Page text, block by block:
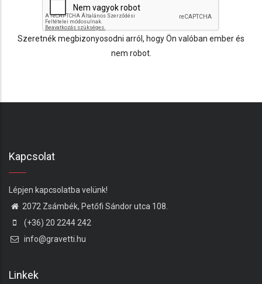
Szeretnék megbizonyosodni arról, hogy Ön valóban ember és
nem robot.
Kapcsolat
Lépjen kapcsolatba velünk!
2072 Zsámbék, Petőfi Sándor utca 108.
(+36) 20 2244 242
info@gravetti.hu
Linkek